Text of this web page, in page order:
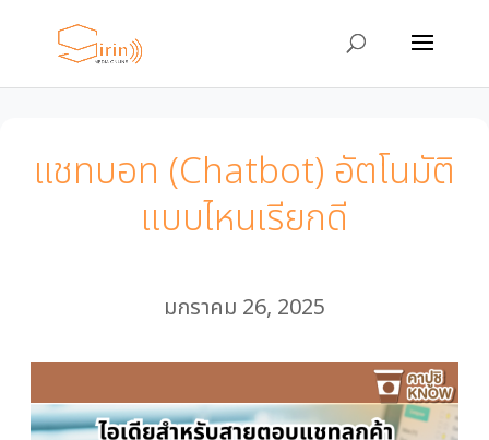
แชทบอท (Chatbot) อัตโนมัติ
แบบไหนเรียกดี
มกราคม 26, 2025